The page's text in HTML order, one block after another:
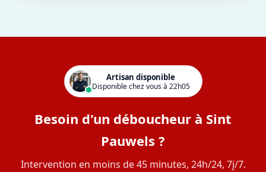
Artisan disponible
Disponible chez vous à 22h05
Besoin d'un déboucheur à Sint
Pauwels ?
Intervention en moins de 45 minutes, 24h/24, 7j/7.